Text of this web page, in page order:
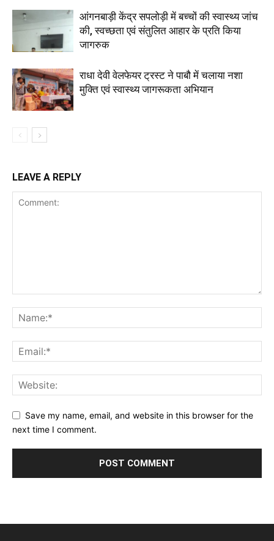
आंगनबाड़ी केंद्र सपलोड़ी में बच्चों की स्वास्थ्य जांच
की, स्वच्छता एवं संतुलित आहार के प्रति किया
जागरुक
राधा देवी वेलफेयर ट्रस्ट ने पाबौ में चलाया नशा
मुक्ति एवं स्वास्थ्य जागरूकता अभियान
LEAVE A REPLY
Save my name, email, and website in this browser for the
next time I comment.